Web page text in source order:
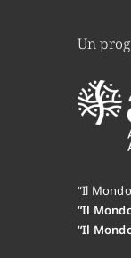
Un
“Il
“Il
“Il